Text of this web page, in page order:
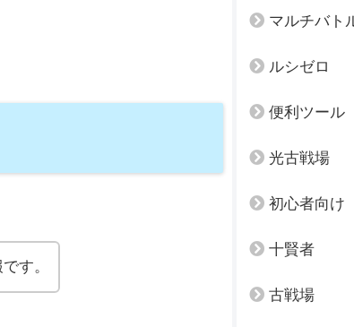
す。
マルチバト
ルシゼロ
便利ツール
光古戦場
初心者向け
十賢者
古戦場